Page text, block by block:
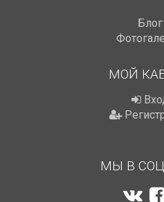
Блог
МОЙ
МЫ В